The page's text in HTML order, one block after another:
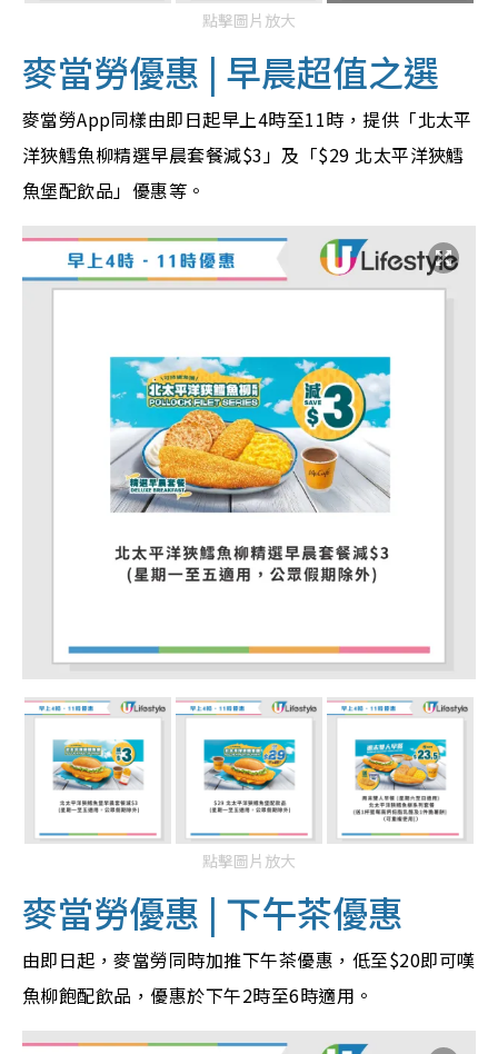
點擊圖片放大
麥當勞優惠 | 早晨超值之選
麥當勞App同樣由即日起早上4時至11時，提供「北太平
洋狹鱈魚柳精選早晨套餐減$3」及「$29 北太平洋狹鱈
魚堡配飲品」優惠等。
點擊圖片放大
麥當勞優惠 | 下午茶優惠
由即日起，麥當勞同時加推下午茶優惠，低至$20即可嘆
魚柳飽配飲品，優惠於下午2時至6時適用。